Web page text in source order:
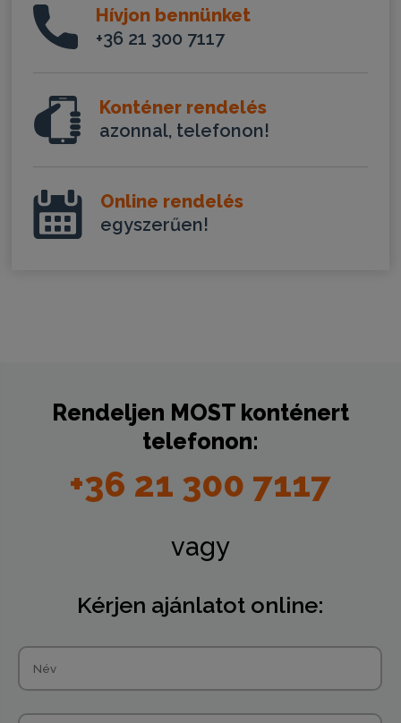
Hívjon bennünket
+36 21 300 7117
Konténer rendelés
azonnal, telefonon!
Online rendelés
egyszerűen!
Rendeljen MOSTkonténert
telefonon:
+36 21 300 7117
vagy
Kérjen ajánlatot online: